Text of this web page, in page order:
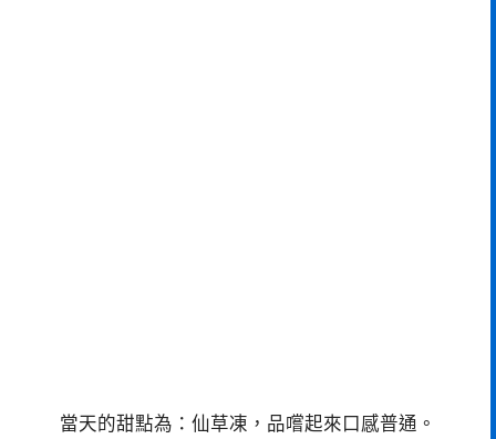
當天的甜點為：仙草凍，品嚐起來口感普通。